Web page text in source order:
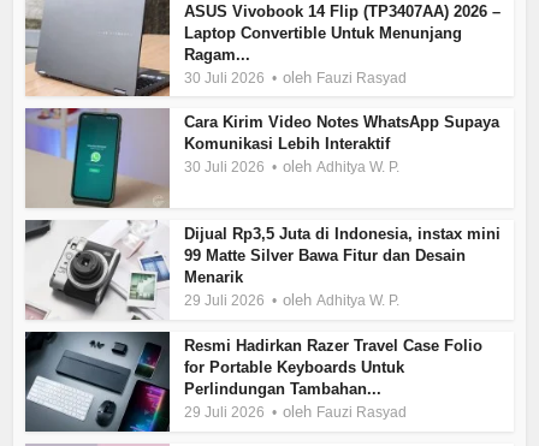
ASUS Vivobook 14 Flip (TP3407AA) 2026 –
Laptop Convertible Untuk Menunjang
Ragam...
30 Juli 2026 oleh Fauzi Rasyad
Cara Kirim Video Notes WhatsApp Supaya
Komunikasi Lebih Interaktif
30 Juli 2026 olehAdhitya W. P.
Dijual Rp3,5 Juta di Indonesia, instax mini
99 Matte Silver Bawa Fitur dan Desain
Menarik
29 Juli 2026 olehAdhitya W. P.
Resmi Hadirkan Razer Travel Case Folio
for Portable Keyboards Untuk
Perlindungan Tambahan...
29 Juli 2026 oleh Fauzi Rasyad